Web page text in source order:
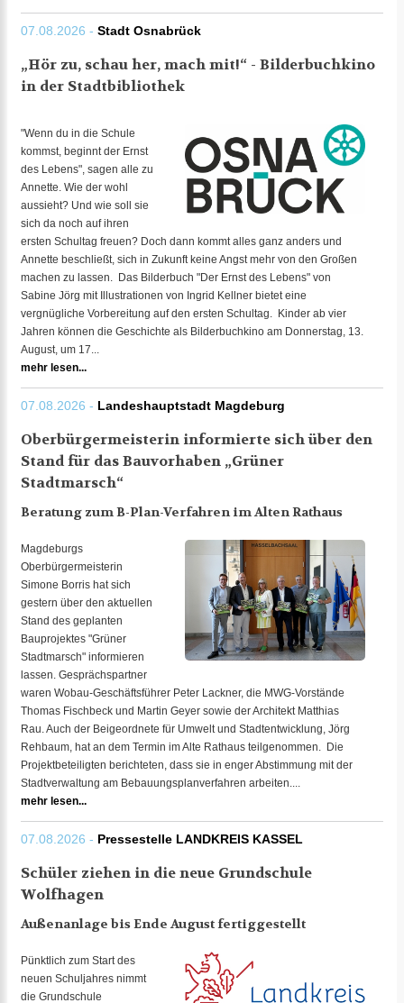
07.08.2026 - Stadt Osnabrück
„Hör zu, schau her, mach mit!“ - Bilderbuchkino
in der Stadtbibliothek
"Wenn du in die Schule
kommst, beginnt der Ernst
des Lebens", sagen alle zu
Annette. Wie der wohl
aussieht? Und wie soll sie
sich da noch auf ihren
ersten Schultag freuen? Doch dann kommt alles ganz anders und
Annette beschließt, sich in Zukunft keine Angst mehr von den Großen
machen zu lassen. Das Bilderbuch "Der Ernst des Lebens" von
Sabine Jörg mit Illustrationen von Ingrid Kellner bietet eine
vergnügliche Vorbereitung auf den ersten Schultag. Kinder ab vier
Jahren können die Geschichte als Bilderbuchkino am Donnerstag, 13.
August, um 17...
mehr lesen...
07.08.2026 - Landeshauptstadt Magdeburg
Oberbürgermeisterin informierte sich über den
Stand für das Bauvorhaben „Grüner
Stadtmarsch“
Beratung zum B-Plan-Verfahren im Alten Rathaus
Magdeburgs
Oberbürgermeisterin
Simone Borris hat sich
gestern über den aktuellen
Stand des geplanten
Bauprojektes "Grüner
Stadtmarsch" informieren
lassen. Gesprächspartner
waren Wobau-Geschäftsführer Peter Lackner, die MWG-Vorstände
Thomas Fischbeck und Martin Geyer sowie der Architekt Matthias
Rau. Auch der Beigeordnete für Umwelt und Stadtentwicklung, Jörg
Rehbaum, hat an dem Termin im Alte Rathaus teilgenommen. Die
Projektbeteiligten berichteten, dass sie in enger Abstimmung mit der
Stadtverwaltung am Bebauungsplanverfahren arbeiten....
mehr lesen...
07.08.2026 - Pressestelle LANDKREIS KASSEL
Schüler ziehen in die neue Grundschule
Wolfhagen
Außenanlage bis Ende August fertiggestellt
Pünktlich zum Start des
neuen Schuljahres nimmt
die Grundschule